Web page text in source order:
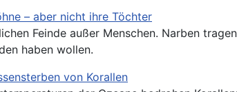
– aber nicht ihre Töchter
Feinde außer Menschen. Narben
haben wollen.
von Korallen